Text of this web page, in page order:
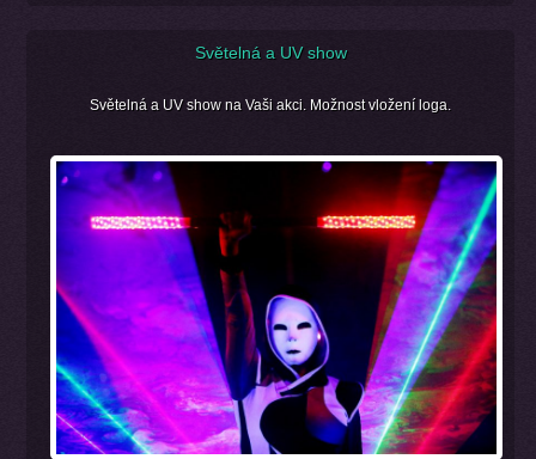
Světelná a UV show
Světelná a UV show na Vaši akci. Možnost vložení loga.